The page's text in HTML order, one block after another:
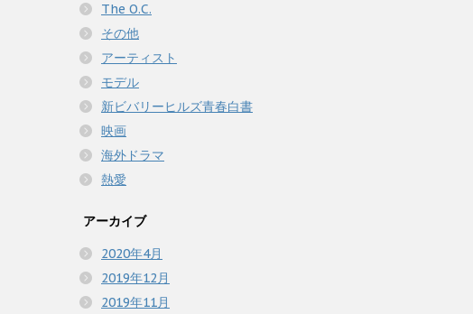
The O.C.
その他
アーティスト
モデル
新ビバリーヒルズ青春白書
映画
海外ドラマ
熱愛
アーカイブ
2020年4月
2019年12月
2019年11月